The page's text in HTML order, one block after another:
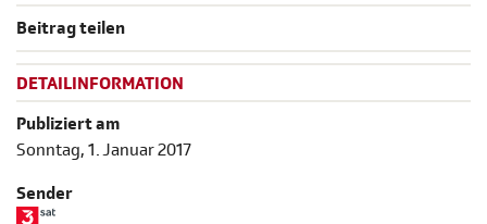
Beitrag teilen
DETAILINFORMATION
Publiziert am
Sonntag, 1. Januar 2017
Sender